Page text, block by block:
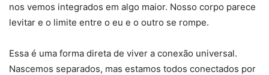
nos vemos integrados em algo maior. Nosso corpo parece
levitar e o limite entre o eu e o outro se rompe.
Essa é uma forma direta de viver a conexão universal.
Nascemos separados, mas estamos todos conectados por